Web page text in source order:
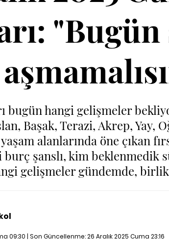
"Bugün
bugün hangi gelişmeler
Başak, Terazi, Akrep, Yay,
alanlarında öne çıkan
şanslı, kim beklenmedik
gelişmeler gündemde,
09:30 | Son Güncellenme:26 Aralık 2025 Cuma 23:16